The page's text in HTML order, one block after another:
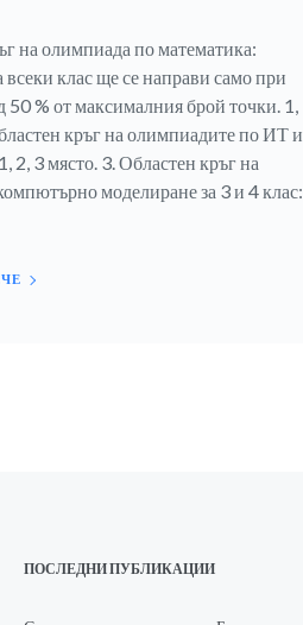
на олимпиада по математика:
всеки клас ще се направи само при
50 % от максималния брой точки. 1,
кръг на олимпиадите по ИТ и
2, 3 място. 3. Областен кръг на
моделиране за 3 и 4 клас:
ПОСЛЕДНИ ПУБЛИКАЦИИ